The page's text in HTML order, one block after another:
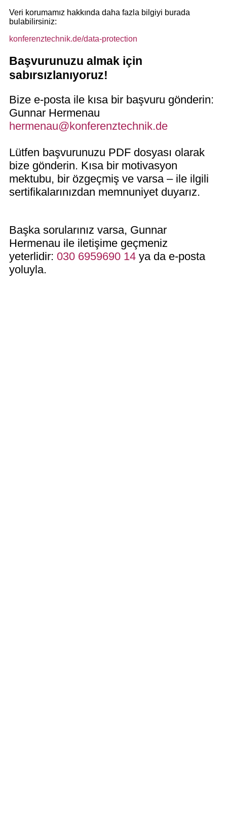
Veri korumamız hakkında daha fazla bilgiyi burada
bulabilirsiniz:
konferenztechnik.de/data-protection
Başvurunuzu almak için
sabırsızlanıyoruz!
Bize e-posta ile kısa bir başvuru gönderin:
Gunnar Hermenau
hermenau@konferenztechnik.de
Lütfen başvurunuzu PDF dosyası olarak
bize gönderin. Kısa bir motivasyon
mektubu, bir özgeçmiş ve varsa – ile ilgili
sertifikalarınızdan memnuniyet duyarız.
Başka sorularınız varsa, Gunnar
Hermenau ile iletişime geçmeniz
yeterlidir: 030 6959690 14 ya da e-posta
yoluyla.